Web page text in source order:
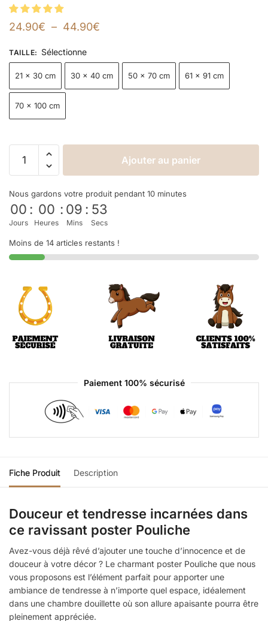
24.90€ – 44.90€
TAILLE: Sélectionne
21 × 30 cm 30 × 40 cm 50 × 70 cm 61 × 91 cm
70 × 100 cm
Ajouter au panier
Nous gardons votre produit pendant 10 minutes
00
Jours
: 00
Heures
: 09
Mins
: 52
Secs
Moins de 14 articles restants !
Paiement 100% sécurisé
Fiche Produit Description
Douceur et tendresse incarnées dans
ce ravissant poster Pouliche
Avez-vous déjà rêvé d’ajouter une touche d’innocence et de
douceur à votre décor ? Le charmant poster Pouliche que nous
vous proposons est l’élément parfait pour apporter une
ambiance de tendresse à n’importe quel espace, idéalement
dans une chambre douillette où son allure apaisante pourra être
pleinement appréciée.